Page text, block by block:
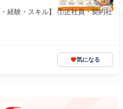
経験・スキル】 ①正社員・契約社
気になる